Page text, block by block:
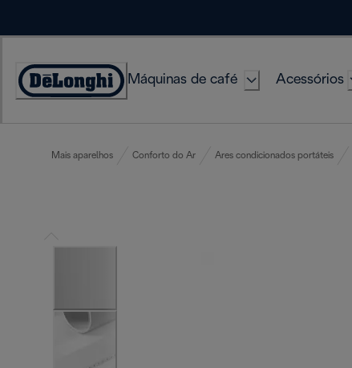
Accessibility
Máquinas de café Acessórios
Mais aparelhos Conforto do Ar Ares condicionados portáteis